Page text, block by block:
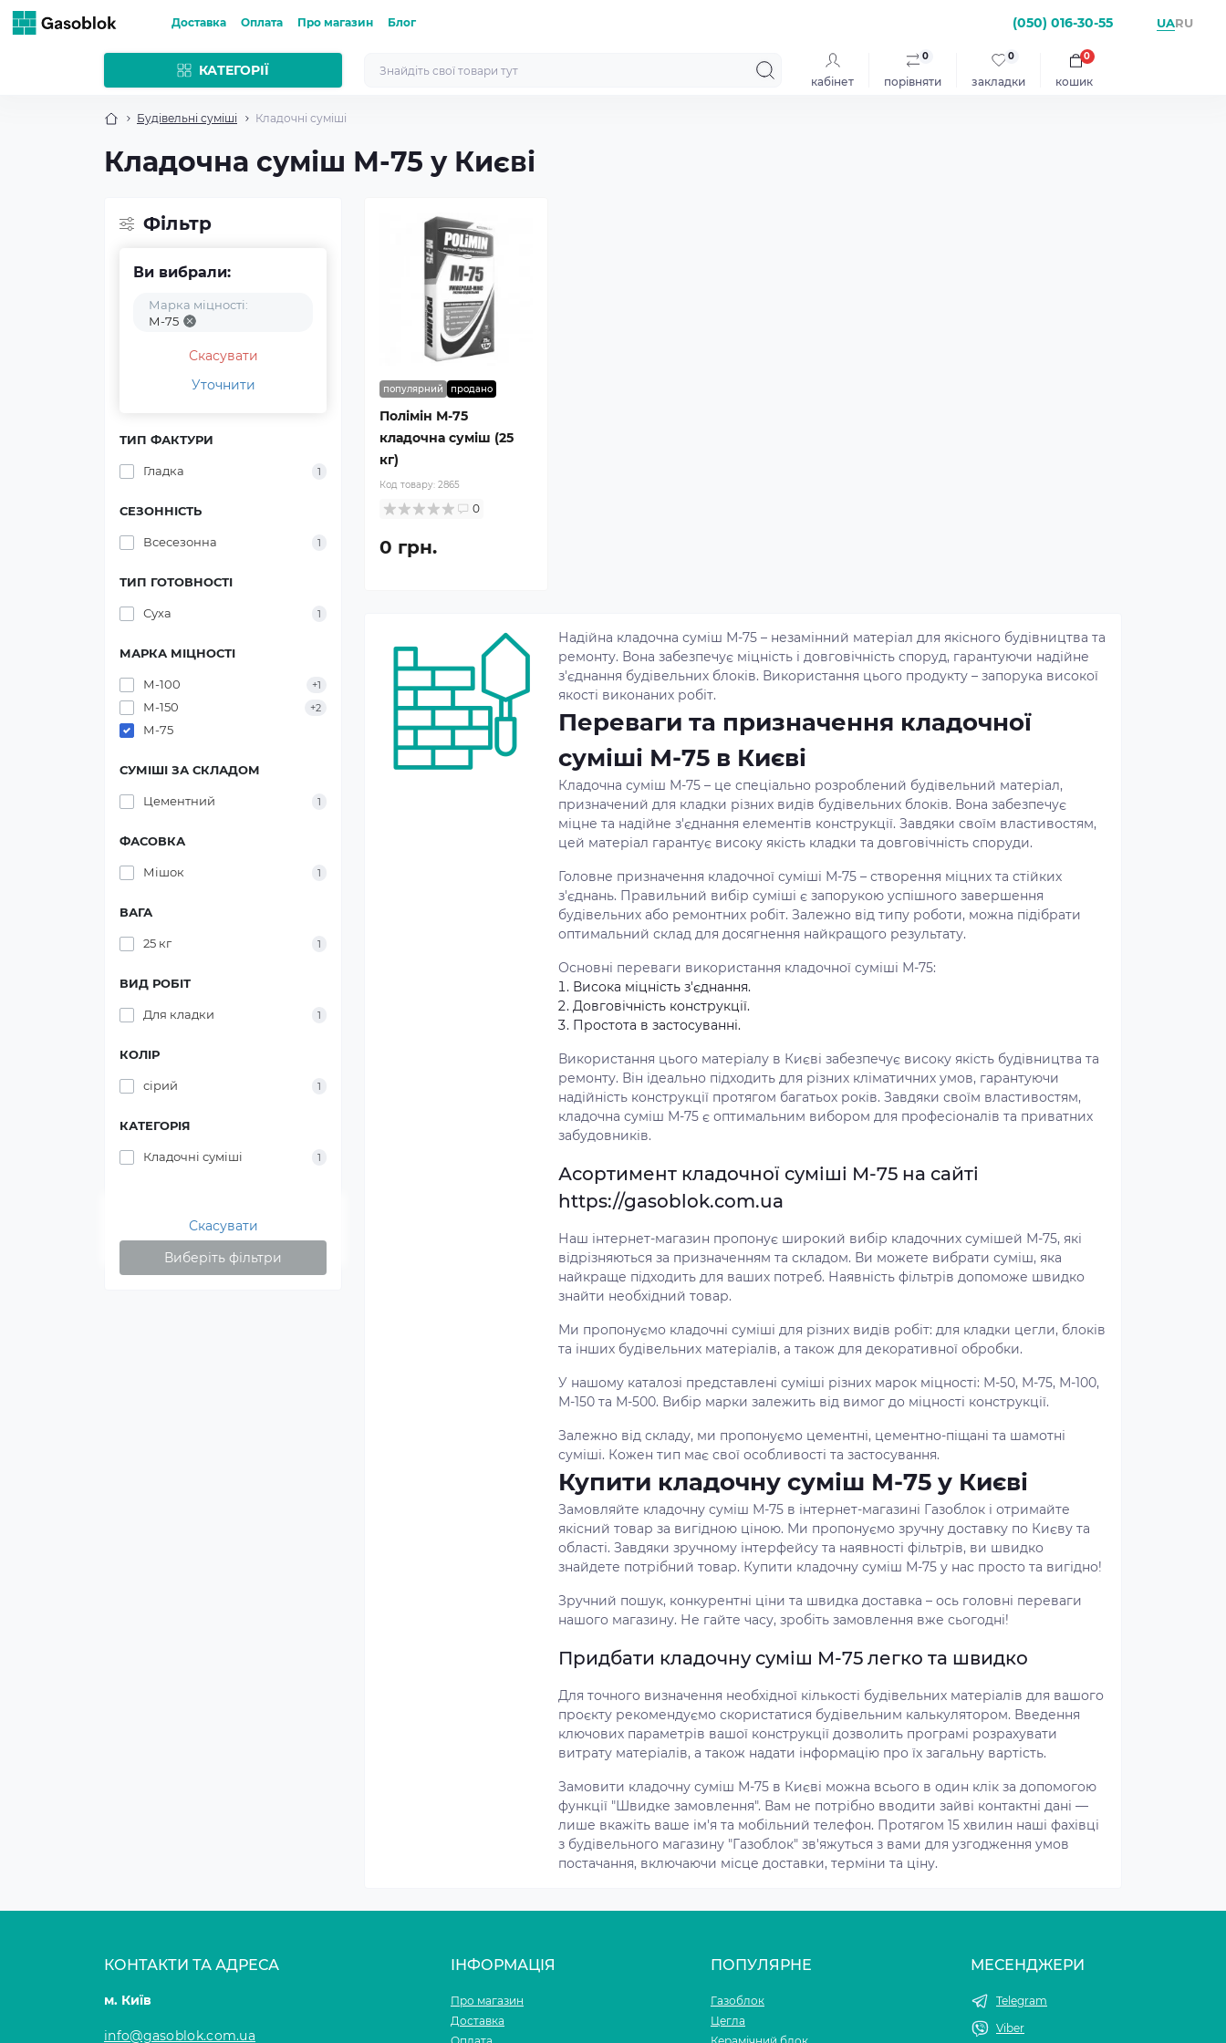
Доставка Оплата Про магазин Блог (050) 016-30-55 UARU
КАТЕГОРІЇ
кабінет порівняти
0
закладки
0
кошик
0
Будівельні суміші Кладочні суміші
Кладочна суміш М-75 у Києві
Фільтр
Ви вибрали:
Марка міцності:
М-75
Скасувати
Уточнити
ТИП ФАКТУРИ
Гладка 1
СЕЗОННІСТЬ
Всесезонна 1
ТИП ГОТОВНОСТІ
Суха 1
МАРКА МІЦНОСТІ
М-100 +1
М-150 +2
М-75
СУМІШІ ЗА СКЛАДОМ
Цементний 1
ФАСОВКА
Мішок 1
ВАГА
25 кг 1
ВИД РОБІТ
Для кладки 1
КОЛІР
сірий 1
КАТЕГОРІЯ
Кладочні суміші 1
Скасувати
Виберіть фільтри
популярний продано
Полімін М-75
кладочна суміш (25
кг)
Код товару: 2865
0
0 грн.
Надійна кладочна суміш М-75 – незамінний матеріал для якісного будівництва та
ремонту. Вона забезпечує міцність і довговічність споруд, гарантуючи надійне
з'єднання будівельних блоків. Використання цього продукту – запорука високої
якості виконаних робіт.
Переваги та призначення кладочної
суміші М-75 в Києві
Кладочна суміш М-75 – це спеціально розроблений будівельний матеріал,
призначений для кладки різних видів будівельних блоків. Вона забезпечує
міцне та надійне з'єднання елементів конструкції. Завдяки своїм властивостям,
цей матеріал гарантує високу якість кладки та довговічність споруди.
Головне призначення кладочної суміші М-75 – створення міцних та стійких
з'єднань. Правильний вибір суміші є запорукою успішного завершення
будівельних або ремонтних робіт. Залежно від типу роботи, можна підібрати
оптимальний склад для досягнення найкращого результату.
Основні переваги використання кладочної суміші М-75:
Висока міцність з'єднання.
Довговічність конструкції.
Простота в застосуванні.
Використання цього матеріалу в Києві забезпечує високу якість будівництва та
ремонту. Він ідеально підходить для різних кліматичних умов, гарантуючи
надійність конструкції протягом багатьох років. Завдяки своїм властивостям,
кладочна суміш М-75 є оптимальним вибором для професіоналів та приватних
забудовників.
Асортимент кладочної суміші М-75 на сайті
https://gasoblok.com.ua
Наш інтернет-магазин пропонує широкий вибір кладочних сумішей М-75, які
відрізняються за призначенням та складом. Ви можете вибрати суміш, яка
найкраще підходить для ваших потреб. Наявність фільтрів допоможе швидко
знайти необхідний товар.
Ми пропонуємо кладочні суміші для різних видів робіт: для кладки цегли, блоків
та інших будівельних матеріалів, а також для декоративної обробки.
У нашому каталозі представлені суміші різних марок міцності: М-50, М-75, М-100,
М-150 та М-500. Вибір марки залежить від вимог до міцності конструкції.
Залежно від складу, ми пропонуємо цементні, цементно-піщані та шамотні
суміші. Кожен тип має свої особливості та застосування.
Купити кладочну суміш М-75 у Києві
Замовляйте кладочну суміш М-75 в інтернет-магазині Газоблок і отримайте
якісний товар за вигідною ціною. Ми пропонуємо зручну доставку по Києву та
області. Завдяки зручному інтерфейсу та наявності фільтрів, ви швидко
знайдете потрібний товар. Купити кладочну суміш М-75 у нас просто та вигідно!
Зручний пошук, конкурентні ціни та швидка доставка – ось головні переваги
нашого магазину. Не гайте часу, зробіть замовлення вже сьогодні!
Придбати кладочну суміш М-75 легко та швидко
Для точного визначення необхідної кількості будівельних матеріалів для вашого
проєкту рекомендуємо скористатися будівельним калькулятором. Введення
ключових параметрів вашої конструкції дозволить програмі розрахувати
витрату матеріалів, а також надати інформацію про їх загальну вартість.
Замовити кладочну суміш М-75 в Києві можна всього в один клік за допомогою
функції "Швидке замовлення". Вам не потрібно вводити зайві контактні дані —
лише вкажіть ваше ім'я та мобільний телефон. Протягом 15 хвилин наші фахівці
з будівельного магазину "Газоблок" зв'яжуться з вами для узгодження умов
постачання, включаючи місце доставки, терміни та ціну.
КОНТАКТИ ТА АДРЕСА
м. Київ
info@gasoblok.com.ua
ІНФОРМАЦІЯ
Про магазин
Доставка
ПОПУЛЯРНЕ
Газоблок
Цегла
МЕСЕНДЖЕРИ
Telegram
Viber